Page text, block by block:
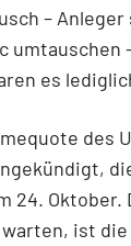
–
es
des
24.
ist